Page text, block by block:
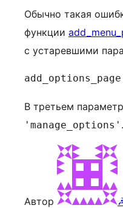
Обычно такая
функции
с устаревшими
В третьем
'manage_options' .
Автор